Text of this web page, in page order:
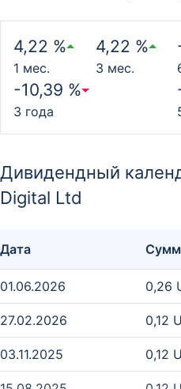
4,22 %
1 мес.
4,22 %
3 мес.
-10,39 %
3 года
Дивидендный
Digital Ltd
Дата
01.06.2026 0,26
27.02.2026 0,12
03.11.2025 0,12